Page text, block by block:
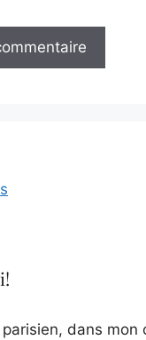
dans mon